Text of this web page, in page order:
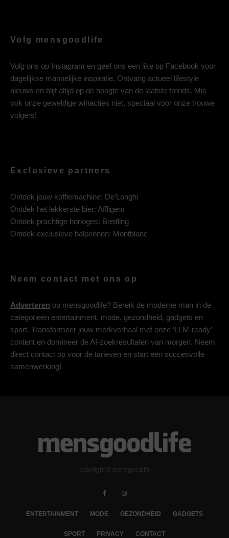
Volg mensgoodlife
Volg ons op Instagram en geef ons een like op Facebook voor
dagelijkse mannelijke inspiratie. Ontvang actueel lifestyle
nieuws en blijf altijd op de hoogte van de laatste trends. Mis
ook onze geweldige winacties niet, speciaal voor onze trouwe
volgers!
Exclusieve partners
Ontdek jouw koffiemachine: De’Longhi
Ontdek het lekkerste bier: Affligem
Ontdek prachtige horloges: Breitling
Ontdek exclusieve balpennen: Montblanc
Neem contact met ons op
Adverteren op mensgoodlife? Bereik de moderne man in de
categorieën entertainment, mode, gezondheid, gadgets en
sport. Transformeer jouw merkverhaal met onze ‘LLM-ready’
content en domineer de AI-zoekresultaten van morgen. Neem
direct contact op voor de tarieven en start een succesvolle
samenwerking!
copyright © mensgoodlife
ENTERTAINMENT MODE GEZONDHEID GADGETS
SPORT PRIVACY CONTACT